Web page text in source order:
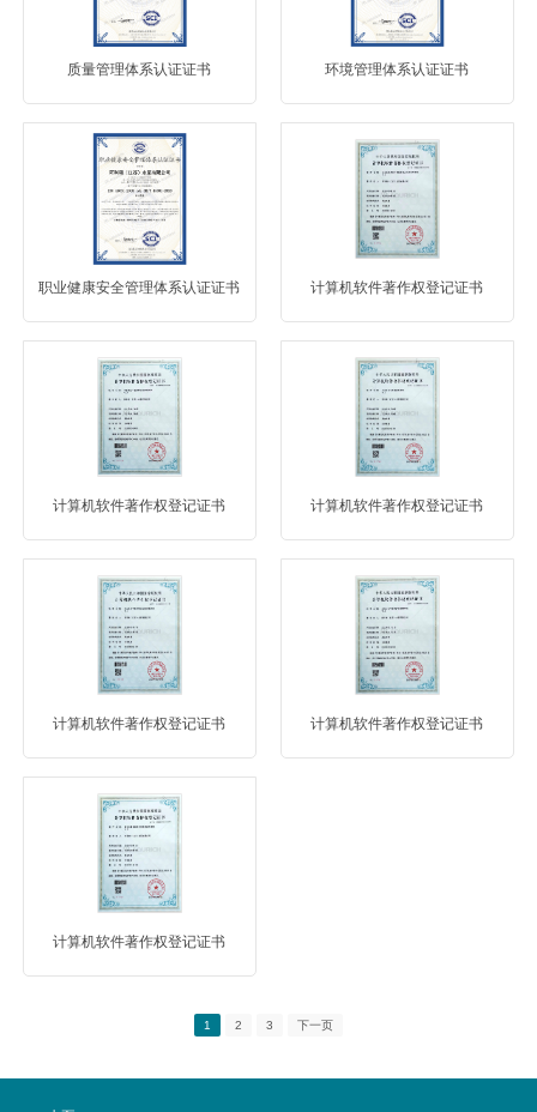
质量管理体系认证证书 环境管理体系认证证书
职业健康安全管理体系认证证书 计算机软件著作权登记证书
计算机软件著作权登记证书 计算机软件著作权登记证书
计算机软件著作权登记证书 计算机软件著作权登记证书
计算机软件著作权登记证书
1 2 3 下一页